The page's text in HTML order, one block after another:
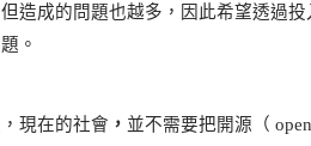
造成的問題也越多，因此希望透過投
。
現在的社會 ， 並不需要把開源（ open